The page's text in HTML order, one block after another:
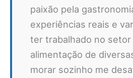
paixão pela
experiências reais e
ter trabalhado no setor
alimentação de
morar sozinho me